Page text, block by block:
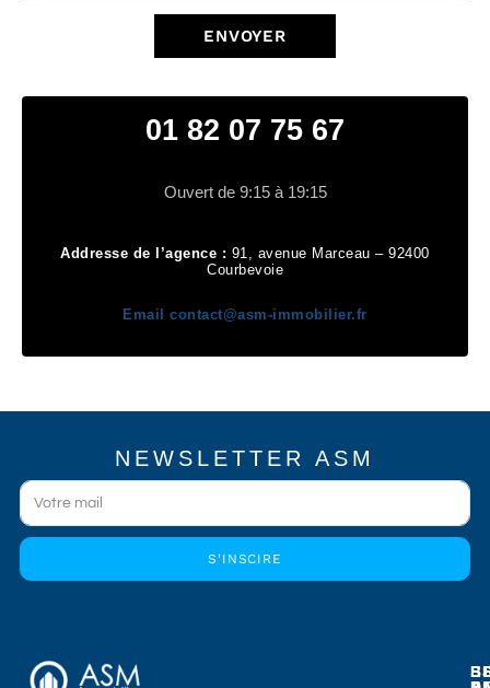
ENVOYER
01 82 07 75 67
Ouvert de 9:15 à 19:15
Addresse de l’agence : 91, avenue Marceau – 92400
Courbevoie
Emailcontact@asm-immobilier.fr
NEWSLETTER ASM
S'INSCIRE